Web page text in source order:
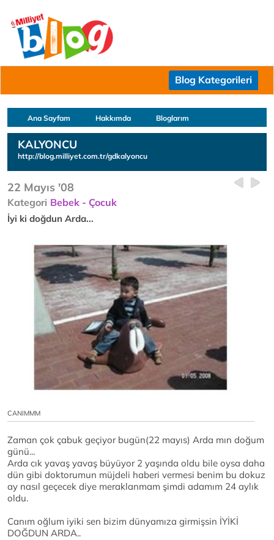
Blog Kategorileri
Ana Sayfam Hakkımda Bloglarım
KALYONCU
http://blog.milliyet.com.tr/gdkalyoncu
22 Mayıs '08
Kategori Bebek - Çocuk
İyi ki doğdun Arda...
CANIMMM
Zaman çok çabuk geçiyor bugün(22 mayıs) Arda mın doğum
günü...
Arda cık yavaş yavaş büyüyor 2 yaşında oldu bile oysa daha
dün gibi doktorumun müjdeli haberi vermesi benim bu dokuz
ay nasıl geçecek diye meraklanmam şimdi adamım 24 aylık
oldu.
Canım oğlum iyiki sen bizim dünyamıza girmişsin İYİKİ
DOĞDUN ARDA..